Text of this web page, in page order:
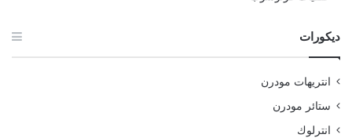
ديكورات
انتريهات مودرن
ستائر مودرن
انترلوك